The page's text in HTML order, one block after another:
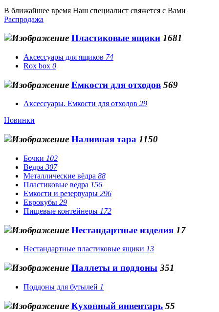
В ближайшее время Наш специалист свяжется с Вами
Распродажа
Пластиковые ящики 1681
Аксессуары для ящиков 74
Rox box 0
Емкости для отходов 569
Аксессуары. Емкости для отходов 29
Новинки
Наливная тара 1150
Бочки 102
Ведра 307
Металлические вёдра 88
Пластиковые ведра 156
Емкости и резервуары 296
Еврокубы 29
Пищевые контейнеры 172
Нестандартные изделия 17
Нестандартные пластиковые ящики 13
Паллеты и поддоны 351
Поддоны для бутылей 1
Кухонный инвентарь 55